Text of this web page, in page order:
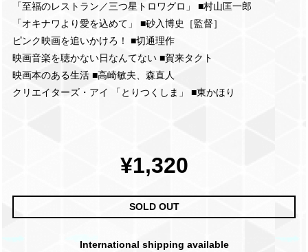
「至福のレストラン／三つ星トロワグロ」 ■村山匡一郎
「オキナワより愛を込めて」 ■砂入博史［監督］
ピンク映画を追いかけろ！ ■切通理作
映画音楽を聴かない日なんてない ■賀来タクト
映画本のある生活 ■高崎敏夫、森直人
クリエイターズ・アイ 「とりつくしま」 ■東かほり
¥1,320
SOLD OUT
International shipping available